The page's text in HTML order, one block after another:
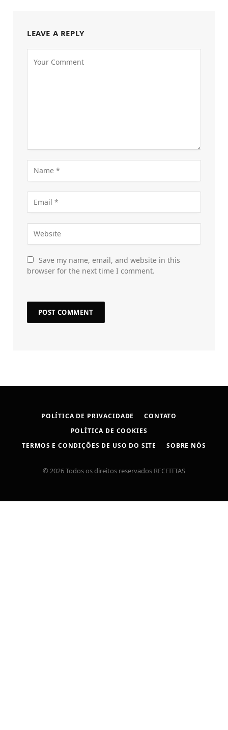
LEAVE A REPLY
Save my name, email, and website in this
browser for the next time I comment.
POLÍTICA DE PRIVACIDADE
CONTATO
POLÍTICA DE COOKIES
TERMOS E CONDIÇÕES DE USO DO SITE
SOBRE NÓS
© 2026 Todos os direitos reservados RECEITTAS